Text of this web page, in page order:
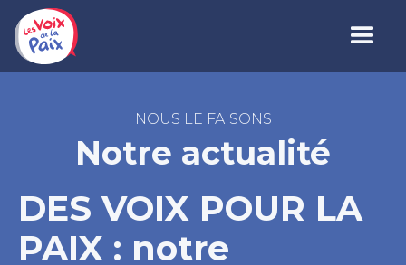
NOUS LE FAISONS
Notre actualité
DES VOIX POUR LA
PAIX : notre